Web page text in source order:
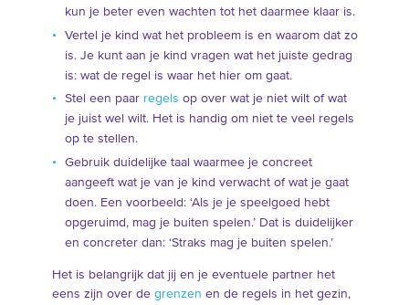
kun je beter even wachten tot het daarmee klaar is.
Vertel je kind wat het probleem is en waarom dat zo
is. Je kunt aan je kind vragen wat het juiste gedrag
is: wat de regel is waar het hier om gaat.
Stel een paar regels op over wat je niet wilt of wat
je juist wel wilt. Het is handig om niet te veel regels
op te stellen.
Gebruik duidelijke taal waarmee je concreet
aangeeft wat je van je kind verwacht of wat je gaat
doen. Een voorbeeld: ‘Als je je speelgoed hebt
opgeruimd, mag je buiten spelen.’ Dat is duidelijker
en concreter dan: ‘Straks mag je buiten spelen.’
Het is belangrijk dat jij en je eventuele partner het
eens zijn over de grenzen en de regels in het gezin,